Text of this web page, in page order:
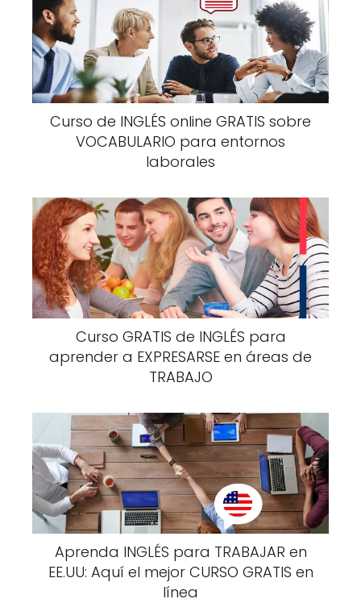
Curso de INGLÉS online GRATIS sobre
VOCABULARIO para entornos
laborales
Curso GRATIS de INGLÉS para
aprender a EXPRESARSE en áreas de
TRABAJO
Aprenda INGLÉS para TRABAJAR en
EE.UU: Aquí el mejor CURSO GRATIS en
línea